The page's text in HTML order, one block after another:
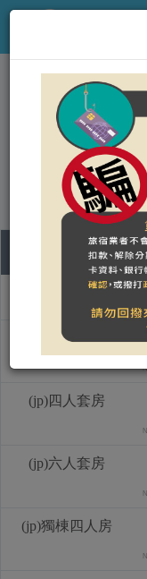
(jp)萱
合
(jp)兩人套房
(jp)四人套房
(jp)六人套房
(jp)獨棟四人房